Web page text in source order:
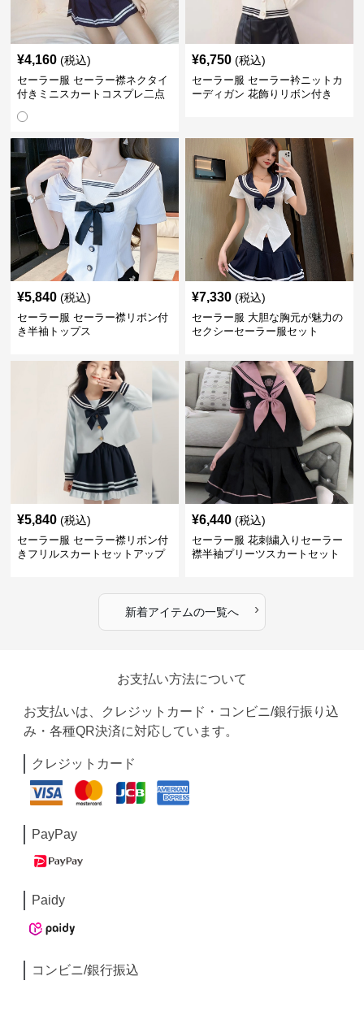
¥4,160 (税込)
セーラー服 セーラー襟ネクタイ
付きミニスカートコスプレ二点
¥6,750 (税込)
セーラー服 セーラー衿ニットカ
ーディガン 花飾りリボン付き
¥5,840 (税込)
セーラー服 セーラー襟リボン付
き半袖トップス
¥7,330 (税込)
セーラー服 大胆な胸元が魅力の
セクシーセーラー服セット
¥5,840 (税込)
セーラー服 セーラー襟リボン付
きフリルスカートセットアップ
¥6,440 (税込)
セーラー服 花刺繍入りセーラー
襟半袖プリーツスカートセット
新着アイテムの一覧へ ›
お支払い方法について
お支払いは、クレジットカード・コンビニ/銀行振り込
み・各種QR決済に対応しています。
クレジットカード
PayPay
Paidy
コンビニ/銀行振込